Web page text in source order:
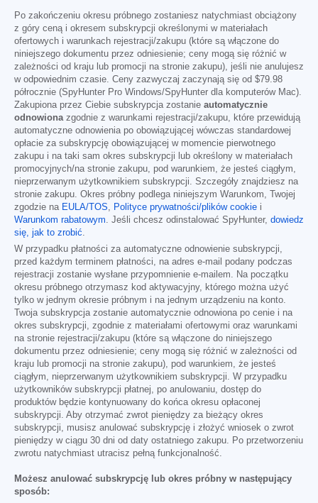
Po zakończeniu okresu próbnego zostaniesz natychmiast obciążony
z góry ceną i okresem subskrypcji określonymi w materiałach
ofertowych i warunkach rejestracji/zakupu (które są włączone do
niniejszego dokumentu przez odniesienie; ceny mogą się różnić w
zależności od kraju lub promocji na stronie zakupu), jeśli nie anulujesz
w odpowiednim czasie. Ceny zazwyczaj zaczynają się od $79.98
półrocznie (SpyHunter Pro Windows/SpyHunter dla komputerów Mac).
Zakupiona przez Ciebie subskrypcja zostanie automatycznie
odnowiona zgodnie z warunkami rejestracji/zakupu, które przewidują
automatyczne odnowienia po obowiązującej wówczas standardowej
opłacie za subskrypcję obowiązującej w momencie pierwotnego
zakupu i na taki sam okres subskrypcji lub określony w materiałach
promocyjnych/na stronie zakupu, pod warunkiem, że jesteś ciągłym,
nieprzerwanym użytkownikiem subskrypcji. Szczegóły znajdziesz na
stronie zakupu. Okres próbny podlega niniejszym Warunkom, Twojej
zgodzie na EULA/TOS Polityce prywatności/plików cookie i
Warunkom rabatowym . Jeśli chcesz odinstalować SpyHunter, dowiedz
się, jak to zrobić
W przypadku płatności za automatyczne odnowienie subskrypcji,
przed każdym terminem płatności, na adres e-mail podany podczas
rejestracji zostanie wysłane przypomnienie e-mailem. Na początku
okresu próbnego otrzymasz kod aktywacyjny, którego można użyć
tylko w jednym okresie próbnym i na jednym urządzeniu na konto.
Twoja subskrypcja zostanie automatycznie odnowiona po cenie i na
okres subskrypcji, zgodnie z materiałami ofertowymi oraz warunkami
na stronie rejestracji/zakupu (które są włączone do niniejszego
dokumentu przez odniesienie; ceny mogą się różnić w zależności od
kraju lub promocji na stronie zakupu), pod warunkiem, że jesteś
ciągłym, nieprzerwanym użytkownikiem subskrypcji. W przypadku
użytkowników subskrypcji płatnej, po anulowaniu, dostęp do
produktów będzie kontynuowany do końca okresu opłaconej
subskrypcji. Aby otrzymać zwrot pieniędzy za bieżący okres
subskrypcji, musisz anulować subskrypcję i złożyć wniosek o zwrot
pieniędzy w ciągu 30 dni od daty ostatniego zakupu. Po przetworzeniu
zwrotu natychmiast utracisz pełną funkcjonalność.
Możesz anulować subskrypcję lub okres próbny w następujący
sposób: